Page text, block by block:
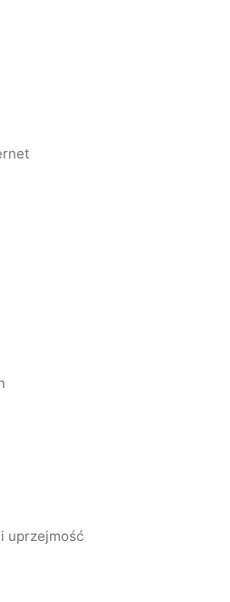
uprzejmość